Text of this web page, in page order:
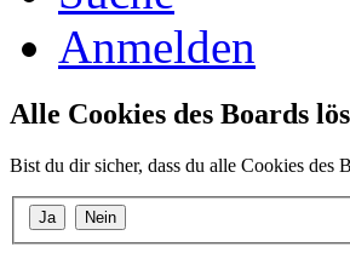
Anmelden
Alle Cookies des Boards
Bist du dir sicher, dass du alle Cookies des